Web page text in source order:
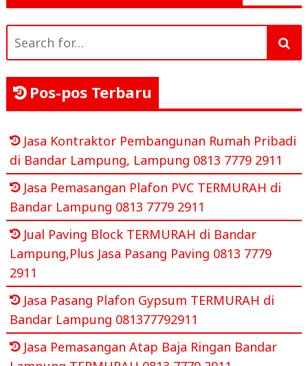
for:
Pos-pos Terbaru
Jasa Kontraktor Pembangunan Rumah Pribadi
di Bandar Lampung, Lampung 0813 7779 2911
Jasa Pemasangan Plafon PVC TERMURAH di
Bandar Lampung 0813 7779 2911
Jual Paving Block TERMURAH di Bandar
Lampung,Plus Jasa Pasang Paving 0813 7779
2911
Jasa Pasang Plafon Gypsum TERMURAH di
Bandar Lampung 081377792911
Jasa Pemasangan Atap Baja Ringan Bandar